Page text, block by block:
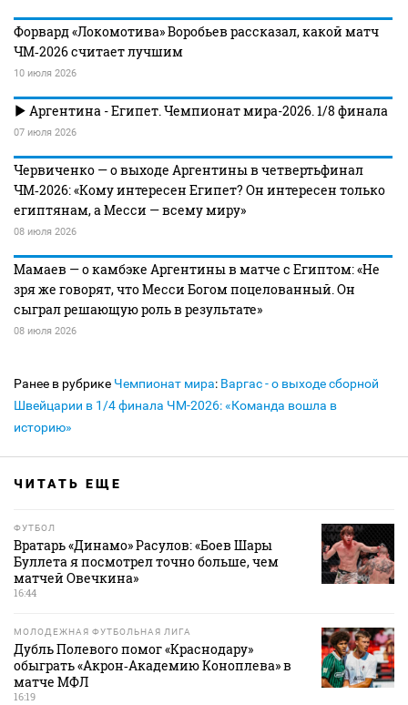
Форвард «Локомотива» Воробьев рассказал, какой матч
ЧМ‑2026 считает лучшим
10 июля 2026
Аргентина - Египет. Чемпионат мира-2026. 1/8 финала
07 июля 2026
Червиченко — о выходе Аргентины в четвертьфинал
ЧМ‑2026: «Кому интересен Египет? Он интересен только
египтянам, а Месси — всему миру»
08 июля 2026
Мамаев — о камбэке Аргентины в матче с Египтом: «Не
зря же говорят, что Месси Богом поцелованный. Он
сыграл решающую роль в результате»
08 июля 2026
Ранее в рубрике Чемпионат мира: Варгас - о выходе сборной
Швейцарии в 1/4 финала ЧМ-2026: «Команда вошла в
историю»
ЧИТАТЬ ЕЩЕ
ФУТБОЛ
Вратарь «Динамо» Расулов: «Боев Шары
Буллета я посмотрел точно больше, чем
матчей Овечкина»
16:44
МОЛОДЕЖНАЯ ФУТБОЛЬНАЯ ЛИГА
Дубль Полевого помог «Краснодару»
обыграть «Акрон‑Академию Коноплева» в
матче МФЛ
16:19